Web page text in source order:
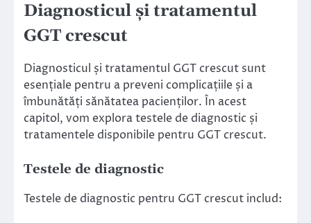
Diagnosticul și tratamentul
GGT crescut
Diagnosticul și tratamentul GGT crescut sunt
esențiale pentru a preveni complicațiile și a
îmbunătăți sănătatea pacienților. În acest
capitol, vom explora testele de diagnostic și
tratamentele disponibile pentru GGT crescut.
Testele de diagnostic
Testele de diagnostic pentru GGT crescut includ: